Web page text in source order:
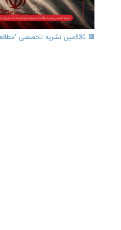
🟥 530مین نشریه تخصصی "مطالعات شرق" منتشر شد.